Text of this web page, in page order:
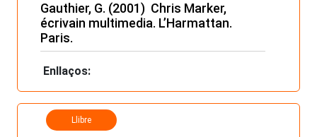
Gauthier, G. (2001) Chris Marker,
écrivain multimedia. L’Harmattan.
Paris.
Enllaços:
Llibre